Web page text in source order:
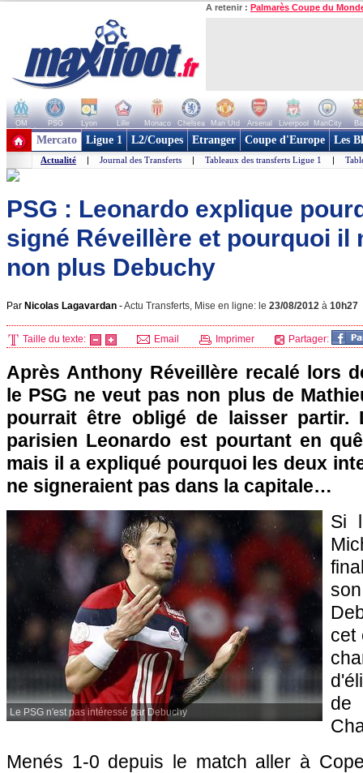
A retenir : Palmarès Coupe du
OM PSG Lyon Lille Monaco Chelsea Man Utd Arsenal Liverpool ManCity
+ de clubs
Mercato Ligue 1 L2/Coupes Etranger Coupe d'Europe Les
Actualité | Journal des Transferts | Tableaux des transferts Ligue 1 |
PSG : Leonardo explique
signé Réveillère et pourquoi il
non plus Debuchy
Par Nicolas Lagavardan -Actu Transferts, Mise en ligne: le 23/08/2012 à 10h27
Taille du texte: Email Imprimer Partager:
Après Anthony Réveillère recalé lors
le PSG ne veut pas non plus de
pourrait être obligé de laisser partir.
parisien Leonardo est pourtant en
mais il a expliqué pourquoi les deux
ne signeraient pas dans la capitale…
Le PSG n'est pas intéressé par Debuchy
Si
cet
Menés 1-0 depuis le match aller à